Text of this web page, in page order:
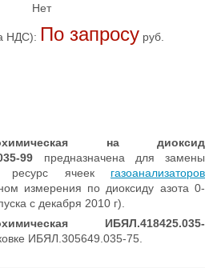
Нет
НДС): По запросу руб.
на диоксид
99 предназначена для замены
ресурс ячеек газоанализаторов
измерения по диоксиду азота 0-
с декабря 2010 г).
ИБЯЛ.418425.035-
ИБЯЛ.305649.035-75.